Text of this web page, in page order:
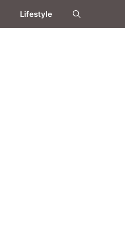
Lifestyle